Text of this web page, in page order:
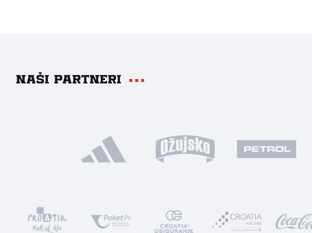
Naši partneri